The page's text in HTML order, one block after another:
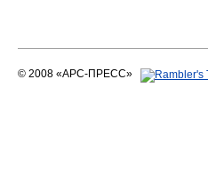
© 2008 «АРС-ПРЕСС»